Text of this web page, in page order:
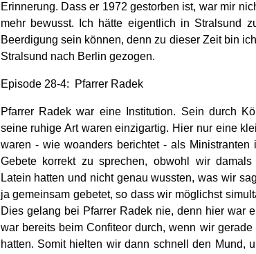
Erinnerung. Dass er 1972 gestorben ist, war mir
mehr bewusst. Ich hätte eigentlich in Stralsund
Beerdigung sein können, denn zu dieser Zeit bin
Stralsund nach Berlin gezogen.
Episode 28-4: Pfarrer Radek
Pfarrer Radek war eine Institution. Sein durch
seine ruhige Art waren einzigartig. Hier nur eine
waren - wie woanders berichtet - als Ministranten
Gebete korrekt zu sprechen, obwohl wir
Latein hatten und nicht genau wussten, was wir
ja gemeinsam gebetet, so dass wir möglichst
Dies gelang bei Pfarrer Radek nie, denn hier war
war bereits beim Confiteor durch, wenn wir
hatten. Somit hielten wir dann schnell den Mund,